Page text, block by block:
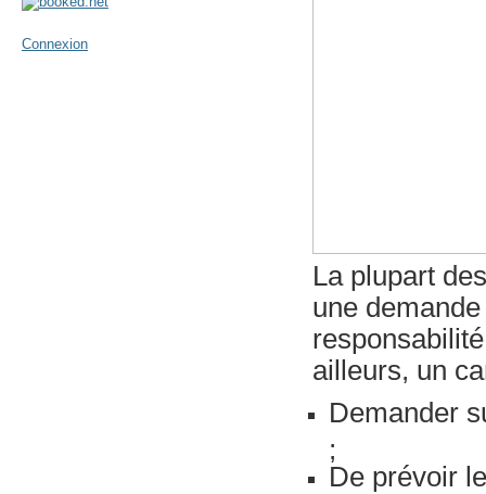
Connexion
La plupart
une
ailleurs, un
Demander
;
De prévoir